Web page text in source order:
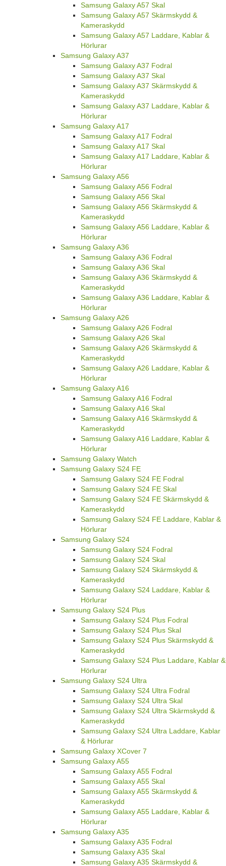
Samsung Galaxy A57 Skal
Samsung Galaxy A57 Skärmskydd &
Kameraskydd
Samsung Galaxy A57 Laddare, Kablar &
Hörlurar
Samsung Galaxy A37
Samsung Galaxy A37 Fodral
Samsung Galaxy A37 Skal
Samsung Galaxy A37 Skärmskydd &
Kameraskydd
Samsung Galaxy A37 Laddare, Kablar &
Hörlurar
Samsung Galaxy A17
Samsung Galaxy A17 Fodral
Samsung Galaxy A17 Skal
Samsung Galaxy A17 Laddare, Kablar &
Hörlurar
Samsung Galaxy A56
Samsung Galaxy A56 Fodral
Samsung Galaxy A56 Skal
Samsung Galaxy A56 Skärmskydd &
Kameraskydd
Samsung Galaxy A56 Laddare, Kablar &
Hörlurar
Samsung Galaxy A36
Samsung Galaxy A36 Fodral
Samsung Galaxy A36 Skal
Samsung Galaxy A36 Skärmskydd &
Kameraskydd
Samsung Galaxy A36 Laddare, Kablar &
Hörlurar
Samsung Galaxy A26
Samsung Galaxy A26 Fodral
Samsung Galaxy A26 Skal
Samsung Galaxy A26 Skärmskydd &
Kameraskydd
Samsung Galaxy A26 Laddare, Kablar &
Hörlurar
Samsung Galaxy A16
Samsung Galaxy A16 Fodral
Samsung Galaxy A16 Skal
Samsung Galaxy A16 Skärmskydd &
Kameraskydd
Samsung Galaxy A16 Laddare, Kablar &
Hörlurar
Samsung Galaxy Watch
Samsung Galaxy S24 FE
Samsung Galaxy S24 FE Fodral
Samsung Galaxy S24 FE Skal
Samsung Galaxy S24 FE Skärmskydd &
Kameraskydd
Samsung Galaxy S24 FE Laddare, Kablar &
Hörlurar
Samsung Galaxy S24
Samsung Galaxy S24 Fodral
Samsung Galaxy S24 Skal
Samsung Galaxy S24 Skärmskydd &
Kameraskydd
Samsung Galaxy S24 Laddare, Kablar &
Hörlurar
Samsung Galaxy S24 Plus
Samsung Galaxy S24 Plus Fodral
Samsung Galaxy S24 Plus Skal
Samsung Galaxy S24 Plus Skärmskydd &
Kameraskydd
Samsung Galaxy S24 Plus Laddare, Kablar &
Hörlurar
Samsung Galaxy S24 Ultra
Samsung Galaxy S24 Ultra Fodral
Samsung Galaxy S24 Ultra Skal
Samsung Galaxy S24 Ultra Skärmskydd &
Kameraskydd
Samsung Galaxy S24 Ultra Laddare, Kablar
& Hörlurar
Samsung Galaxy XCover 7
Samsung Galaxy A55
Samsung Galaxy A55 Fodral
Samsung Galaxy A55 Skal
Samsung Galaxy A55 Skärmskydd &
Kameraskydd
Samsung Galaxy A55 Laddare, Kablar &
Hörlurar
Samsung Galaxy A35
Samsung Galaxy A35 Fodral
Samsung Galaxy A35 Skal
Samsung Galaxy A35 Skärmskydd &